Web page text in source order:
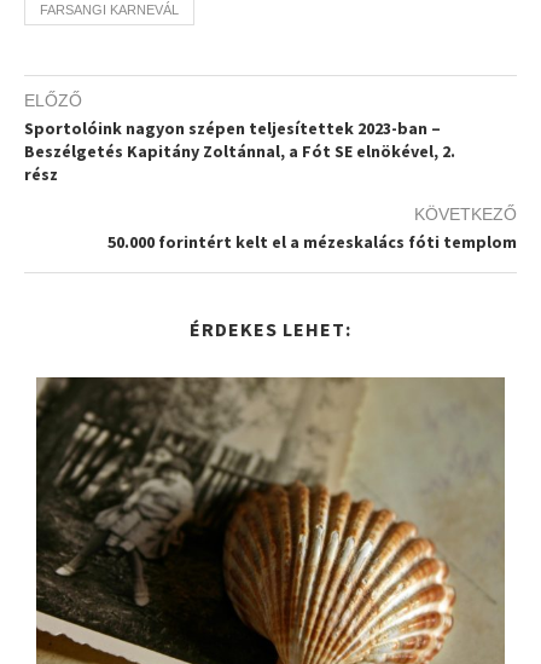
FARSANGI KARNEVÁL
ELŐZŐ
Sportolóink nagyon szépen teljesítettek 2023-ban –
Beszélgetés Kapitány Zoltánnal, a Fót SE elnökével, 2.
rész
KÖVETKEZŐ
50.000 forintért kelt el a mézeskalács fóti templom
ÉRDEKES LEHET: